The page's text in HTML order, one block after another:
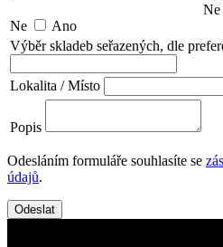
Ne Ano
Ne
Výběr skladeb seřazených, dle
Lokalita / Místo
Popis
Odesláním formuláře souhlasíte se
údajů.
Odeslat